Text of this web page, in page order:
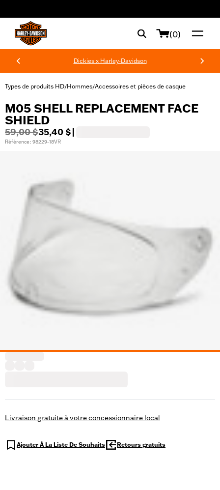
(0)
Dickies x Harley-Davidson
Types de produits HD/Hommes/Accessoires et pièces de casque
M05 SHELL REPLACEMENT FACE
SHIELD
59,00 $35,40 $
Référence : 98229-18VR
Livraison gratuite à votre concessionnaire local
Ajouter À La Liste De Souhaits Retours gratuits